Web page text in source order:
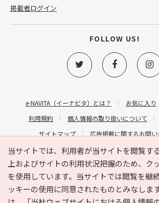
当サイトでは、利用者が当サイトを閲覧す
上およびサイトの利用状況把握のため、ク
を使用しています。当サイトでは閲覧を継
ッキーの使用に同意されたものとみなしま
e-NAVITA（イーナビタ）とは？ お気に入り
利用規約
個人情報の取り扱いについて
サイトマップ
広告掲載に関するお問
サイトの内容に関するお問い合わ
掲載者ログイン
FOLLOW US!